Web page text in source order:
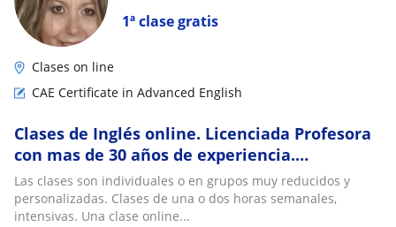
1ª clase gratis
Clases on line
CAE Certificate in Advanced English
Clases de Inglés online. Licenciada Profesora
con mas de 30 años de experiencia.
Preparación de Exámenes Internacionales:
FCE CAE
Las clases son individuales o en grupos muy reducidos y
personalizadas. Clases de una o dos horas semanales,
intensivas. Una clase online...